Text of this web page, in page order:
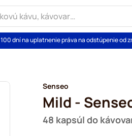
100 dní na uplatnenie práva na odstúpenie od
Senseo
Mild -
48 kapsúl do